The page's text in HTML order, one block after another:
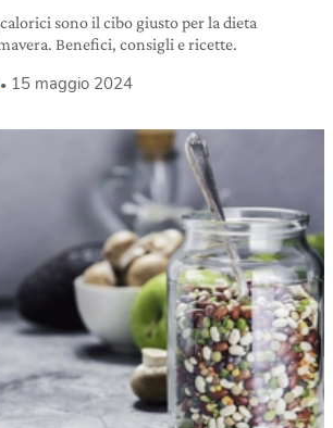
sono il cibo giusto per la dieta
Benefici, consigli e ricette.
15 maggio 2024